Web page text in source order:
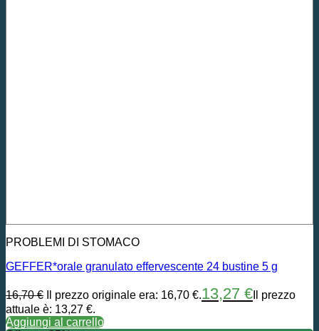
PROBLEMI DI STOMACO
GEFFER*orale granulato effervescente 24 bustine 5 g
16,70€ Il prezzo originale era: 16,70 €.13,27 € Il prezzo
attuale è: 13,27 €.
Aggiungi al carrello